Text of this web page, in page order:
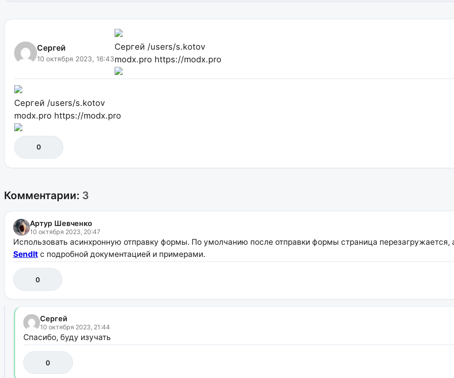
Сергей
10 октября 2023, 16:43
Сергей /users/s.kotov
modx.pro https://modx.pro
Сергей /users/s.kotov
modx.pro https://modx.pro
0
Комментарии: 3
Артур Шевченко
10 октября 2023, 20:47
Использовать асинхронную отправку формы. По умолчанию после отправки формы страница перезагружается,
SendItc подробной документацией и примерами.
0
Сергей
10 октября 2023, 21:44
Спасибо, буду изучать
0